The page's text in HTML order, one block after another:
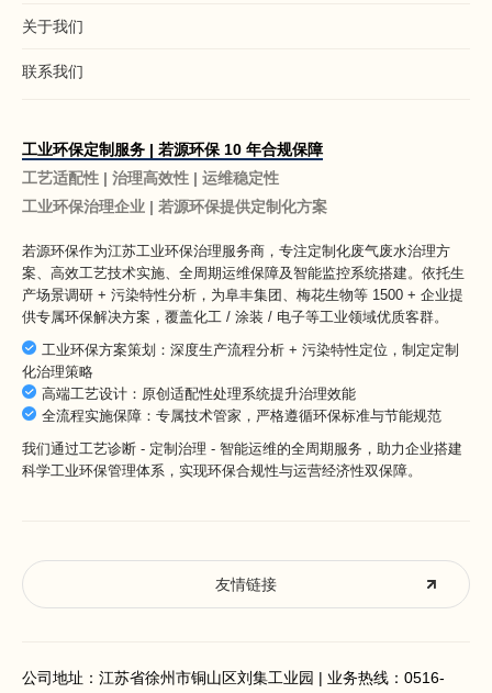
关于我们
联系我们
工业环保定制服务 | 若源环保 10 年合规保障
工艺适配性 | 治理高效性 | 运维稳定性
工业环保治理企业 | 若源环保提供定制化方案
若源环保作为江苏工业环保治理服务商 ，专注定制化废气废水治理方
案、高效工艺技术实施、全周期运维保障及智能监控系统搭建。依托生
产场景调研 + 污染特性分析，为阜丰集团、梅花生物等 1500 + 企业提
供专属环保解决方案，覆盖化工 / 涂装 / 电子等工业领域优质客群。
工业环保方案策划：深度生产流程分析 + 污染特性定位，制定定制
化治理策略
高端工艺设计：原创适配性处理系统提升治理效能
全流程实施保障：专属技术管家，严格遵循环保标准与节能规范
我们通过工艺诊断 - 定制治理 - 智能运维的全周期服务，助力企业搭建
科学工业环保管理体系，实现环保合规性与运营经济性双保障。
公司地址：江苏省徐州市铜山区刘集工业园 | 业务热线： 0516-
友情链接